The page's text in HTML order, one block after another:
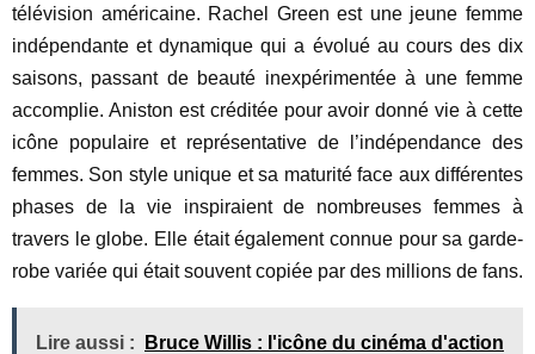
télévision américaine. Rachel Green est une jeune femme
indépendante et dynamique qui a évolué au cours des dix
saisons, passant de beauté inexpérimentée à une femme
accomplie. Aniston est créditée pour avoir donné vie à cette
icône populaire et représentative de l’indépendance des
femmes. Son style unique et sa maturité face aux différentes
phases de la vie inspiraient de nombreuses femmes à
travers le globe. Elle était également connue pour sa garde-
robe variée qui était souvent copiée par des millions de fans.
Lire aussi : Bruce Willis : l'icône du cinéma d'action